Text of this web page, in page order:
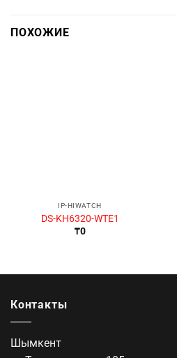
ПОХОЖИЕ
IP-HIWATCH
DS-KH6320-WTE1
₸0
Контакты
Шымкент